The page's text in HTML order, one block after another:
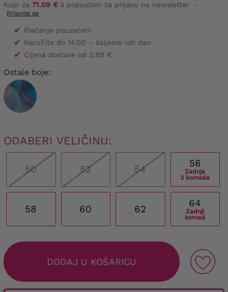
Kupi za 71.09 € s popustom za prijavu na newsletter -
Prijavite se
✔ Plaćanje pouzećem
✔ Naručite do 14:00 – šaljemo isti dan
✔ Cijena dostave od 2,99 €
Ostale boje:
ODABERI VELIČINU:
50 52 54
56
Zadnja
3 komada
58 60 62
64
Zadnji
komad
DODAJ U KOŠARICU